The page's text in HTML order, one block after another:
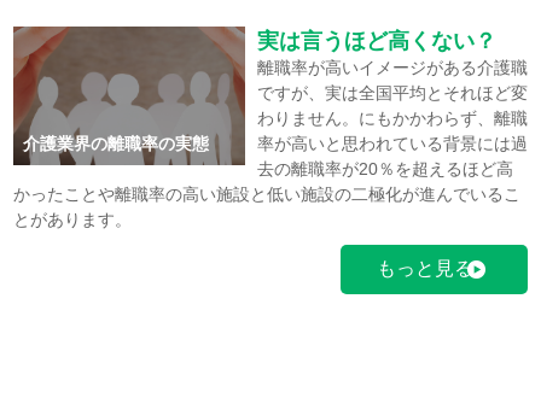
介護業界の離職率の実態
実は言うほど高くない？
離職率が高いイメージがある介護職
ですが、実は全国平均とそれほど変
わりません。にもかかわらず、離職
率が高いと思われている背景には過
去の離職率が20％を超えるほど高
かったことや離職率の高い施設と低い施設の二極化が進んでいるこ
とがあります。
もっと見る